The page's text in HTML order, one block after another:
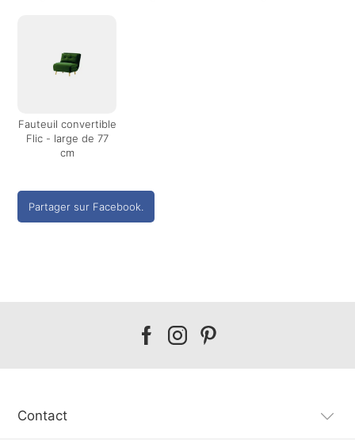
Fauteuil convertible
Flic - large de 77
cm
Partager sur Facebook.
Our
Our
Our
Contact